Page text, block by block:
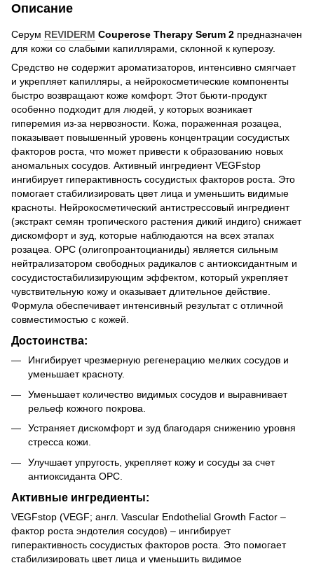
Описание
Серум REVIDERM Couperose Therapy Serum 2 предназначен
для кожи со слабыми капиллярами, склонной к куперозу.
Средство не содержит ароматизаторов, интенсивно смягчает
и укрепляет капилляры, а нейрокосметические компоненты
быстро возвращают коже комфорт. Этот бьюти-продукт
особенно подходит для людей, у которых возникает
гиперемия из-за нервозности. Кожа, пораженная розацеа,
показывает повышенный уровень концентрации сосудистых
факторов роста, что может привести к образованию новых
аномальных сосудов. Активный ингредиент VEGFstop
ингибирует гиперактивность сосудистых факторов роста. Это
помогает стабилизировать цвет лица и уменьшить видимые
красноты. Нейрокосметический антистрессовый ингредиент
(экстракт семян тропического растения дикий индиго) снижает
дискомфорт и зуд, которые наблюдаются на всех этапах
розацеа. ОPC (олигопроантоцианиды) является сильным
нейтрализатором свободных радикалов с антиоксидантным и
сосудистостабилизирующим эффектом, который укрепляет
чувствительную кожу и оказывает длительное действие.
Формула обеспечивает интенсивный результат с отличной
совместимостью с кожей.
Достоинства:
Ингибирует чрезмерную регенерацию мелких сосудов и
уменьшает красноту.
Уменьшает количество видимых сосудов и выравнивает
рельеф кожного покрова.
Устраняет дискомфорт и зуд благодаря снижению уровня
стресса кожи.
Улучшает упругость, укрепляет кожу и сосуды за счет
антиоксиданта OPC.
Активные ингредиенты:
VEGFstop (VEGF; англ. Vascular Endothelial Growth Factor –
фактор роста эндотелия сосудов) – ингибирует
гиперактивность сосудистых факторов роста. Это помогает
стабилизировать цвет лица и уменьшить видимое